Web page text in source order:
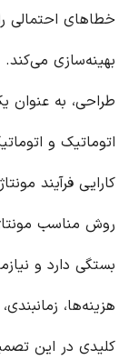
خطاهای احتمالی
بهینه‌سازی می‌کند.
طراحی، به
اتوماتیک و
کارایی فرآیند
روش مناسب
بستگی دارد و
هزینه‌ها،
کلیدی در این